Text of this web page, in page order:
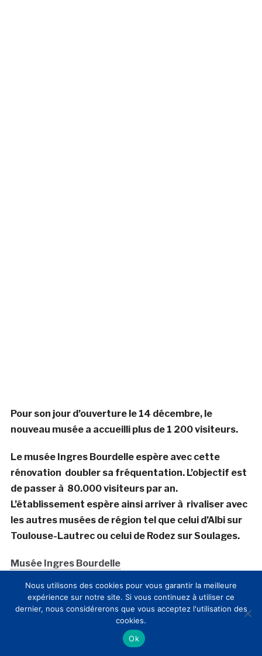
Pour son jour d’ouverture le 14 décembre, le
nouveau musée a accueilli plus de 1 200 visiteurs.
Le musée Ingres Bourdelle espère avec cette
rénovation doubler sa fréquentation. L’objectif est
de passer à 80.000 visiteurs par an.
L’établissement espère ainsi arriver à rivaliser avec
les autres musées de région tel que celui d’Albi sur
Toulouse-Lautrec ou celui de Rodez sur Soulages.
Musée Ingres Bourdelle
19, rue de I’Hôtel-de-ville – 82000 Montauban
La rénovation et le musée en chiffres:
Nous utilisons des cookies pour vous garantir la meilleure
expérience sur notre site. Si vous continuez à utiliser ce
dernier, nous considérerons que vous acceptez l'utilisation des
cookies.
Ok